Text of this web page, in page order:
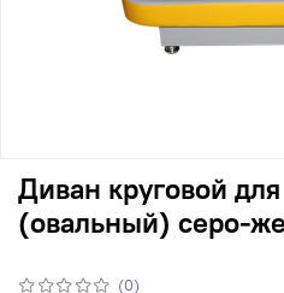
(0)
Диван круговой
(овальный) серо-